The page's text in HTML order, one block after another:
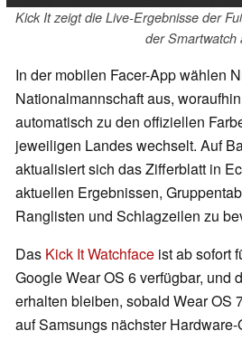
Kick It zeigt die Live-Ergebnisse der
der Smartwatch
In der mobilen Facer-App wählen
Nationalmannschaft aus,
automatisch zu den offiziellen
jeweiligen Landes wechselt. Auf
aktualisiert sich das Zifferblatt in
aktuellen Ergebnissen,
Ranglisten und Schlagzeilen zu
Das Kick It Watchface ist ab sofort
Google Wear OS 6 verfügbar, und
erhalten bleiben, sobald Wear OS
auf Samsungs nächster